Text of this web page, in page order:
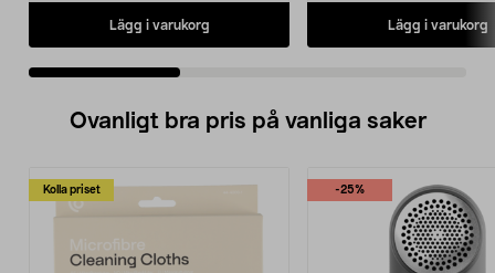
Lägg i varukorg Lägg i varukorg
Ovanligt bra pris på vanliga saker
Kolla priset -25%